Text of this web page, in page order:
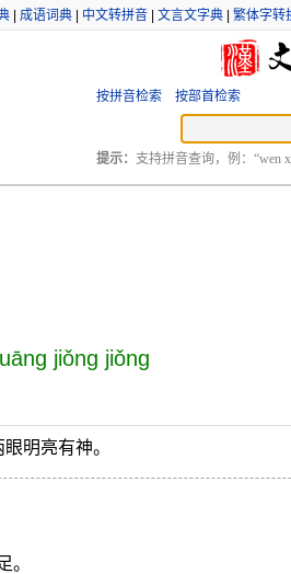
成语词典 中文转拼音 文言文字典 繁体字转
按拼音检索 按部首检索
提示： 支持拼音查询，例：“wen
jiǒng jiǒng
明亮有神。
。